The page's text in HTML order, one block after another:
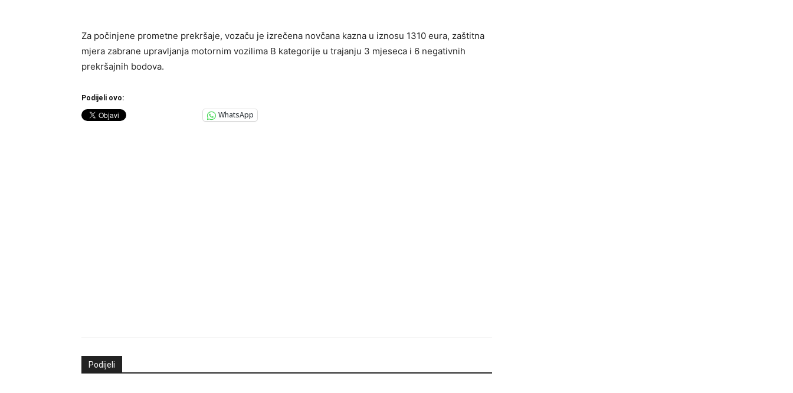
Za počinjene prometne prekršaje, vozaču je izrečena novčana kazna u iznosu 1310 eura, zaštitna
mjera zabrane upravljanja motornim vozilima B kategorije u trajanju 3 mjeseca i 6 negativnih
prekršajnih bodova.
Podijeli ovo:
WhatsApp
Podijeli